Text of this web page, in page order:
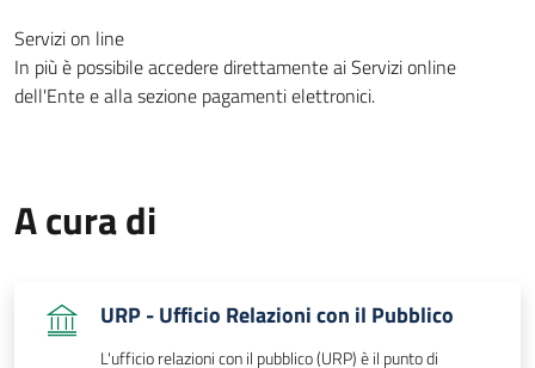
Servizi on line
In più è possibile accedere direttamente ai Servizi online
dell'Ente e alla sezione pagamenti elettronici.
A cura di
URP - Ufficio Relazioni con il Pubblico
L'ufficio relazioni con il pubblico (URP) è il punto di